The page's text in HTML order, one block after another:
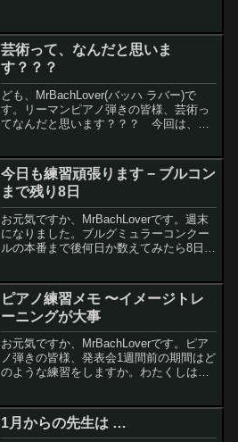
だけ手応えがあって、ホントすごく良い
趣味だなー...
芸術って、なんだと思いま
す？？？
ども、MrBachLover(バッハ ラバー)で
す。リーマンピアノ弾きの皆様、芸術っ
てなんだと思います？？？ 今回は、芸
パンエチュードを弾くことじゃない
の？？？だって、...
今日も練習頑張ります − ブルコン
まで残り8日
お元気ですか、MrBachLoverです。週末
になりました。ブルグミュラーコンクー
ルの本番まで後何日か数えてみたら8日で
の受付時刻や注意点などが書かれたメー
ルがブル...
ピアノ練習メモ 〜イメージトレ
ーニングが大事
お元気ですか、MrBachLoverです。ピア
ノ弾きの皆様、発表会1週間前の期間はど
のような練習をしますか。わたくしは次
メージトレーニングによる練習について
書いてみよ...
1月からの先生は …